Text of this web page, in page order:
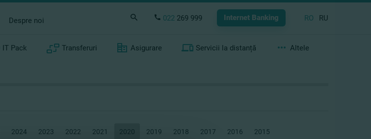
Despre noi 022 269 999 Internet Banking RO RU
IT Pack Transferuri Asigurare Servicii la distanță Altele
2024 2023 2022 2021 2020 2019 2018 2017 2016 2015